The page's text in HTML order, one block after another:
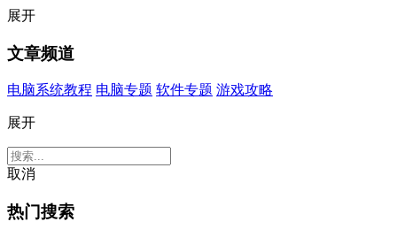
展开
文章频道
电脑系统教程 电脑专题 软件专题 游戏攻略
展开
取消
热门搜索